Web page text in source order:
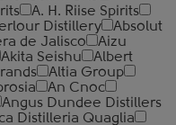
A. H. Riise Spirits
Distillery
Absolut
de Jalisco
Aizu
Akita Seishu
Albert
Altia Group
An Cnoc
Angus Dundee Distillers
Distilleria Quaglia